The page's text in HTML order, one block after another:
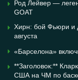
Род Лейвер —
GOAT
Хирн: бой Фьюри и
августа
«Барселона»
**Заголовок:**
США на ЧМ по